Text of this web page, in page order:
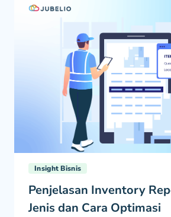
Insight Bisnis
Penjelasan Inventory
Jenis dan Cara Optimasi